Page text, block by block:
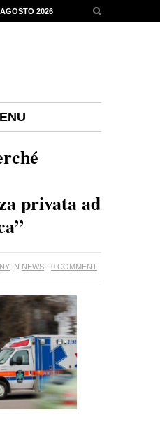
2026
privata ad
IN NEWS · 0 COMMENT